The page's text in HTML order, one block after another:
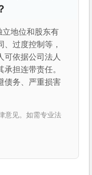
立地位和股东有
过度控制等，
可依据公司法人
担连带责任。
债务、严重损害
意见。如需专业法